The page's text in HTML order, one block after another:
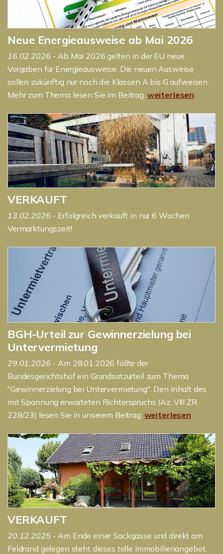
Neue Energieausweise ab Mai 2026
16.02.2026- Ab Mai 2026 gelten in der EU neue
Vorgaben für Energieausweise. Die neuen Ausweise
sollen zukünftig nur noch die Klassen A bis G aufweisen.
Mehr zum Thema lesen Sie im Beitrag. weiterlesen
VERKAUFT
13.02.2026- Erfolgreich verkauft in nur 6 Wochen
Vermarktungszeit!
BGH-Urteil zur Gewinnerzielung bei
Untervermietung
29.01.2026- Am 28.01.2026 fällte der
Bundesgerichtshof ein Grundsatzurteil zum Thema
"Gewinnerzielung bei Untervermietung". Den Inhalt des
mit Spannung erwarteten Richterspruchs (Az. VIII ZR
228/23) lesen Sie in unserem Beitrag. weiterlesen
VERKAUFT
20.12.2025- Am Ende einer Sackgasse und direkt am
Feldrand gelegen steht dieses tolle Immobilienangebot.